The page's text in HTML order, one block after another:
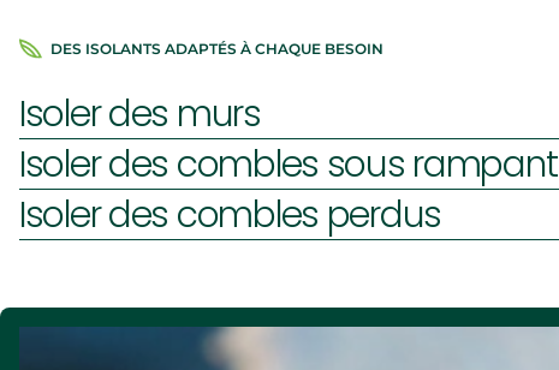
DES ISOLANTS ADAPTÉS À CHAQUE BESOIN
Isoler des murs
Isoler des combles sous rampant
Isoler des combles perdus